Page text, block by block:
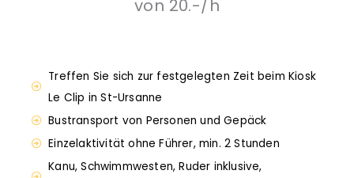
von 20.-/h
Treffen Sie sich zur festgelegten Zeit beim Kiosk
Le Clip in St-Ursanne
Bustransport von Personen und Gepäck
Einzelaktivität ohne Führer, min. 2 Stunden
Kanu, Schwimmwesten, Ruder inklusive,